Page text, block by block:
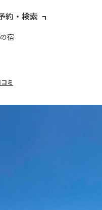
約・検索
宿
ミ